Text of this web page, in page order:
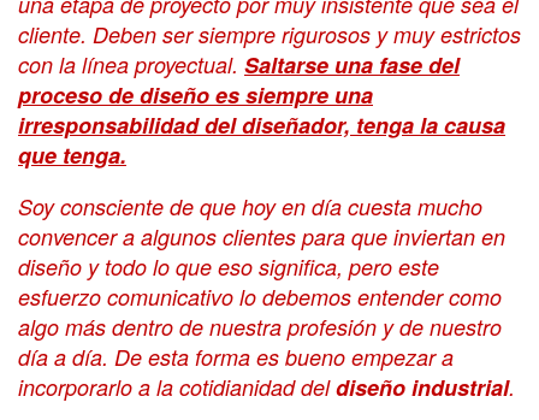
cliente. Deben ser siempre rigurosos y muy estrictos
con la línea proyectual. Saltarse una fase del
proceso de diseño es siempre una
irresponsabilidad del diseñador, tenga la causa
que tenga.
Soy consciente de que hoy en día cuesta mucho
convencer a algunos clientes para que inviertan en
diseño y todo lo que eso significa, pero este
esfuerzo comunicativo lo debemos entender como
algo más dentro de nuestra profesión y de nuestro
día a día. De esta forma es bueno empezar a
incorporarlo a la cotidianidad deldiseño industrial.